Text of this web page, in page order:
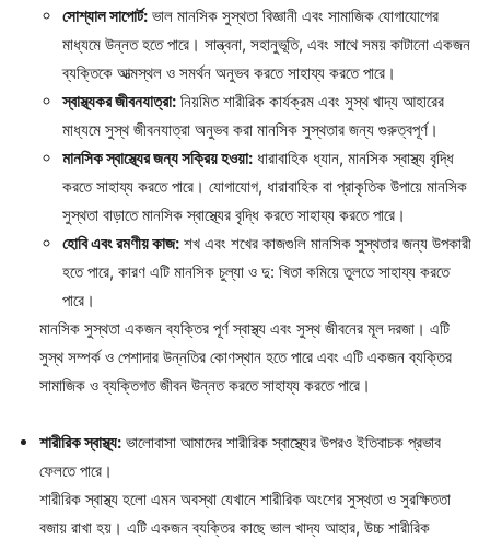
সোশ্যাল সাপোর্ট: ভাল মানসিক সুস্থতা বিজ্ঞানী এবং সামাজিক যোগাযোগের
মাধ্যমে উন্নত হতে পারে। সান্ত্বনা, সহানুভূতি, এবং সাথে সময় কাটানো একজন
ব্যক্তিকে আত্মস্থল ও সমর্থন অনুভব করতে সাহায্য করতে পারে।
স্বাস্থ্যকর জীবনযাত্রা: নিয়মিত শারীরিক কার্যক্রম এবং সুস্থ খাদ্য আহারের
মাধ্যমে সুস্থ জীবনযাত্রা অনুভব করা মানসিক সুস্থতার জন্য গুরুত্বপূর্ণ।
মানসিক স্বাস্থ্যের জন্য সক্রিয় হওয়া: ধারাবাহিক ধ্যান, মানসিক স্বাস্থ্য বৃদ্ধি
করতে সাহায্য করতে পারে। যোগাযোগ, ধারাবাহিক বা প্রাকৃতিক উপায়ে মানসিক
সুস্থতা বাড়াতে মানসিক স্বাস্থ্যের বৃদ্ধি করতে সাহায্য করতে পারে।
হোবি এবং রমণীয় কাজ: শখ এবং শখের কাজগুলি মানসিক সুস্থতার জন্য উপকারী
হতে পারে, কারণ এটি মানসিক চুল্যা ও দু: খিতা কমিয়ে তুলতে সাহায্য করতে
পারে।
মানসিক সুস্থতা একজন ব্যক্তির পূর্ণ স্বাস্থ্য এবং সুস্থ জীবনের মূল দরজা। এটি
সুস্থ সম্পর্ক ও পেশাদার উন্নতির কোণস্থান হতে পারে এবং এটি একজন ব্যক্তির
সামাজিক ও ব্যক্তিগত জীবন উন্নত করতে সাহায্য করতে পারে।
শারীরিক স্বাস্থ্য: ভালোবাসা আমাদের শারীরিক স্বাস্থ্যের উপরও ইতিবাচক প্রভাব
ফেলতে পারে।
শারীরিক স্বাস্থ্য হলো এমন অবস্থা যেখানে শারীরিক অংশের সুস্থতা ও সুরক্ষিততা
বজায় রাখা হয়। এটি একজন ব্যক্তির কাছে ভাল খাদ্য আহার, উচ্চ শারীরিক